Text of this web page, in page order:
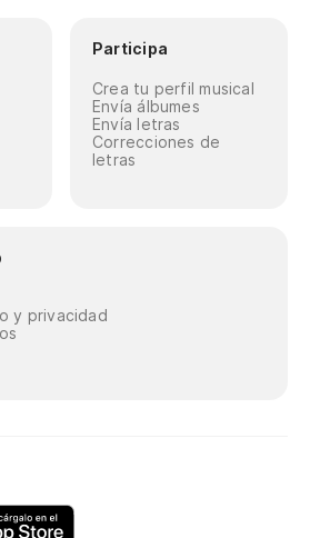
Participa
Crea tu perfil musical
Envía álbumes
Envía letras
Correcciones de
letras
y privacidad